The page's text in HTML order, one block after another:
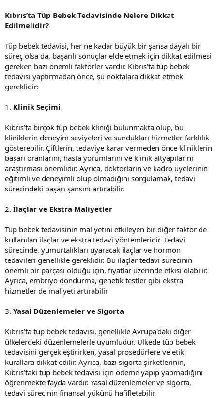
Kıbrıs’ta Tüp Bebek Tedavisinde Nelere Dikkat
Edilmelidir?
Tüp bebek tedavisi, her ne kadar büyük bir şansa dayalı bir
süreç olsa da, başarılı sonuçlar elde etmek için dikkat edilmesi
gereken bazı önemli faktörler vardır. Kıbrıs'ta tüp bebek
tedavisi yaptırmadan önce, şu noktalara dikkat etmek
gereklidir:
1. Klinik Seçimi
Kıbrıs’ta birçok tüp bebek kliniği bulunmakta olup, bu
kliniklerin deneyim seviyeleri ve sundukları hizmetler farklılık
gösterebilir. Çiftlerin, tedaviye karar vermeden önce kliniklerin
başarı oranlarını, hasta yorumlarını ve klinik altyapılarını
araştırması önemlidir. Ayrıca, doktorların ve kadro üyelerinin
eğitimli ve deneyimli olup olmadığını sorgulamak, tedavi
sürecindeki başarı şansını artırabilir.
2. İlaçlar ve Ekstra Maliyetler
Tüp bebek tedavisinin maliyetini etkileyen bir diğer faktör de
kullanılan ilaçlar ve ekstra tedavi yöntemleridir. Tedavi
sürecinde, yumurtalıkları uyaracak ilaçlar ve hormon
tedavileri genellikle gereklidir. Bu ilaçlar tedavi sürecinin
önemli bir parçası olduğu için, fiyatlar üzerinde etkisi olabilir.
Ayrıca, embriyo dondurma, genetik testler gibi ekstra
hizmetler de maliyeti artırabilir.
3. Yasal Düzenlemeler ve Sigorta
Kıbrıs’ta tüp bebek tedavisi, genellikle Avrupa'daki diğer
ülkelerdeki düzenlemelerle uyumludur. Ülkede tüp bebek
tedavisini gerçekleştirirken, yasal prosedürlere ve etik
kurallara dikkat edilir. Ayrıca, bazı sigorta şirketlerinin,
Kıbrıs’taki tüp bebek tedavisi için ödeme yapıp yapmadığını
öğrenmekte fayda vardır. Yasal düzenlemeler ve sigorta,
tedavi sürecinin finansal yükünü hafifletebilir.